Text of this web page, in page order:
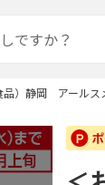
品）静岡 アールス